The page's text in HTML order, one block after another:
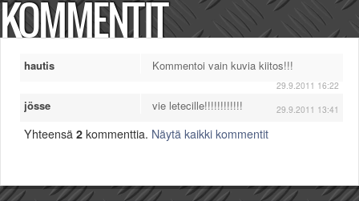
KOMMENTIT
hautis Kommentoi vain kuvia kiitos!!!
29.9.2011 16:22
jösse vie letecille!!!!!!!!!!!! 29.9.2011 13:41
Yhteensä 2 kommenttia. Näytä kaikki kommentit